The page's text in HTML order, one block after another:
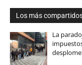
Los más
La